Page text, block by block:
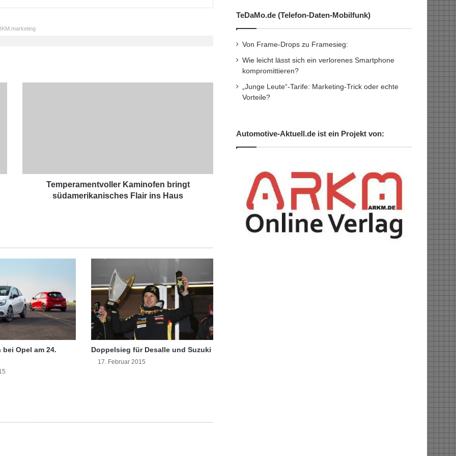
e
e
r
i
n
o
n
Temperamentvoller Kaminofen bringt
südamerikanisches Flair ins Haus
Opel am 24.
Doppelsieg für Desalle und Suzuki
17. Februar 2015
TeDaMo.de (Telefon-Daten-Mobilfunk)
Von Frame-Drops zu Framesieg:
Wie leicht lässt sich ein verlorenes Smartphone
kompromittieren?
„Junge Leute“-Tarife: Marketing-Trick oder echte
Vorteile?
Automotive-Aktuell.de ist ein Projekt von: